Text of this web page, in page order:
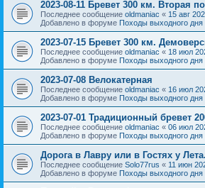
2023-08-11 Бревет 300 км. Вторая
Последнее сообщение oldmaniac « 15 авг
Добавлено в форуме Походы выходного дня
2023-07-15 Бревет 300 км.
Последнее сообщение oldmaniac « 18 июл
Добавлено в форуме Походы выходного дня
2023-07-08 Велокатерная
Последнее сообщение oldmaniac « 16 июл
Добавлено в форуме Походы выходного дня
2023-07-01 Традиционный бревет
Последнее сообщение oldmaniac « 06 июл
Добавлено в форуме Походы выходного дня
Дорога в Лавру или в Гостях у
Последнее сообщение Solo77rus « 11 июн
Добавлено в форуме Походы выходного дня